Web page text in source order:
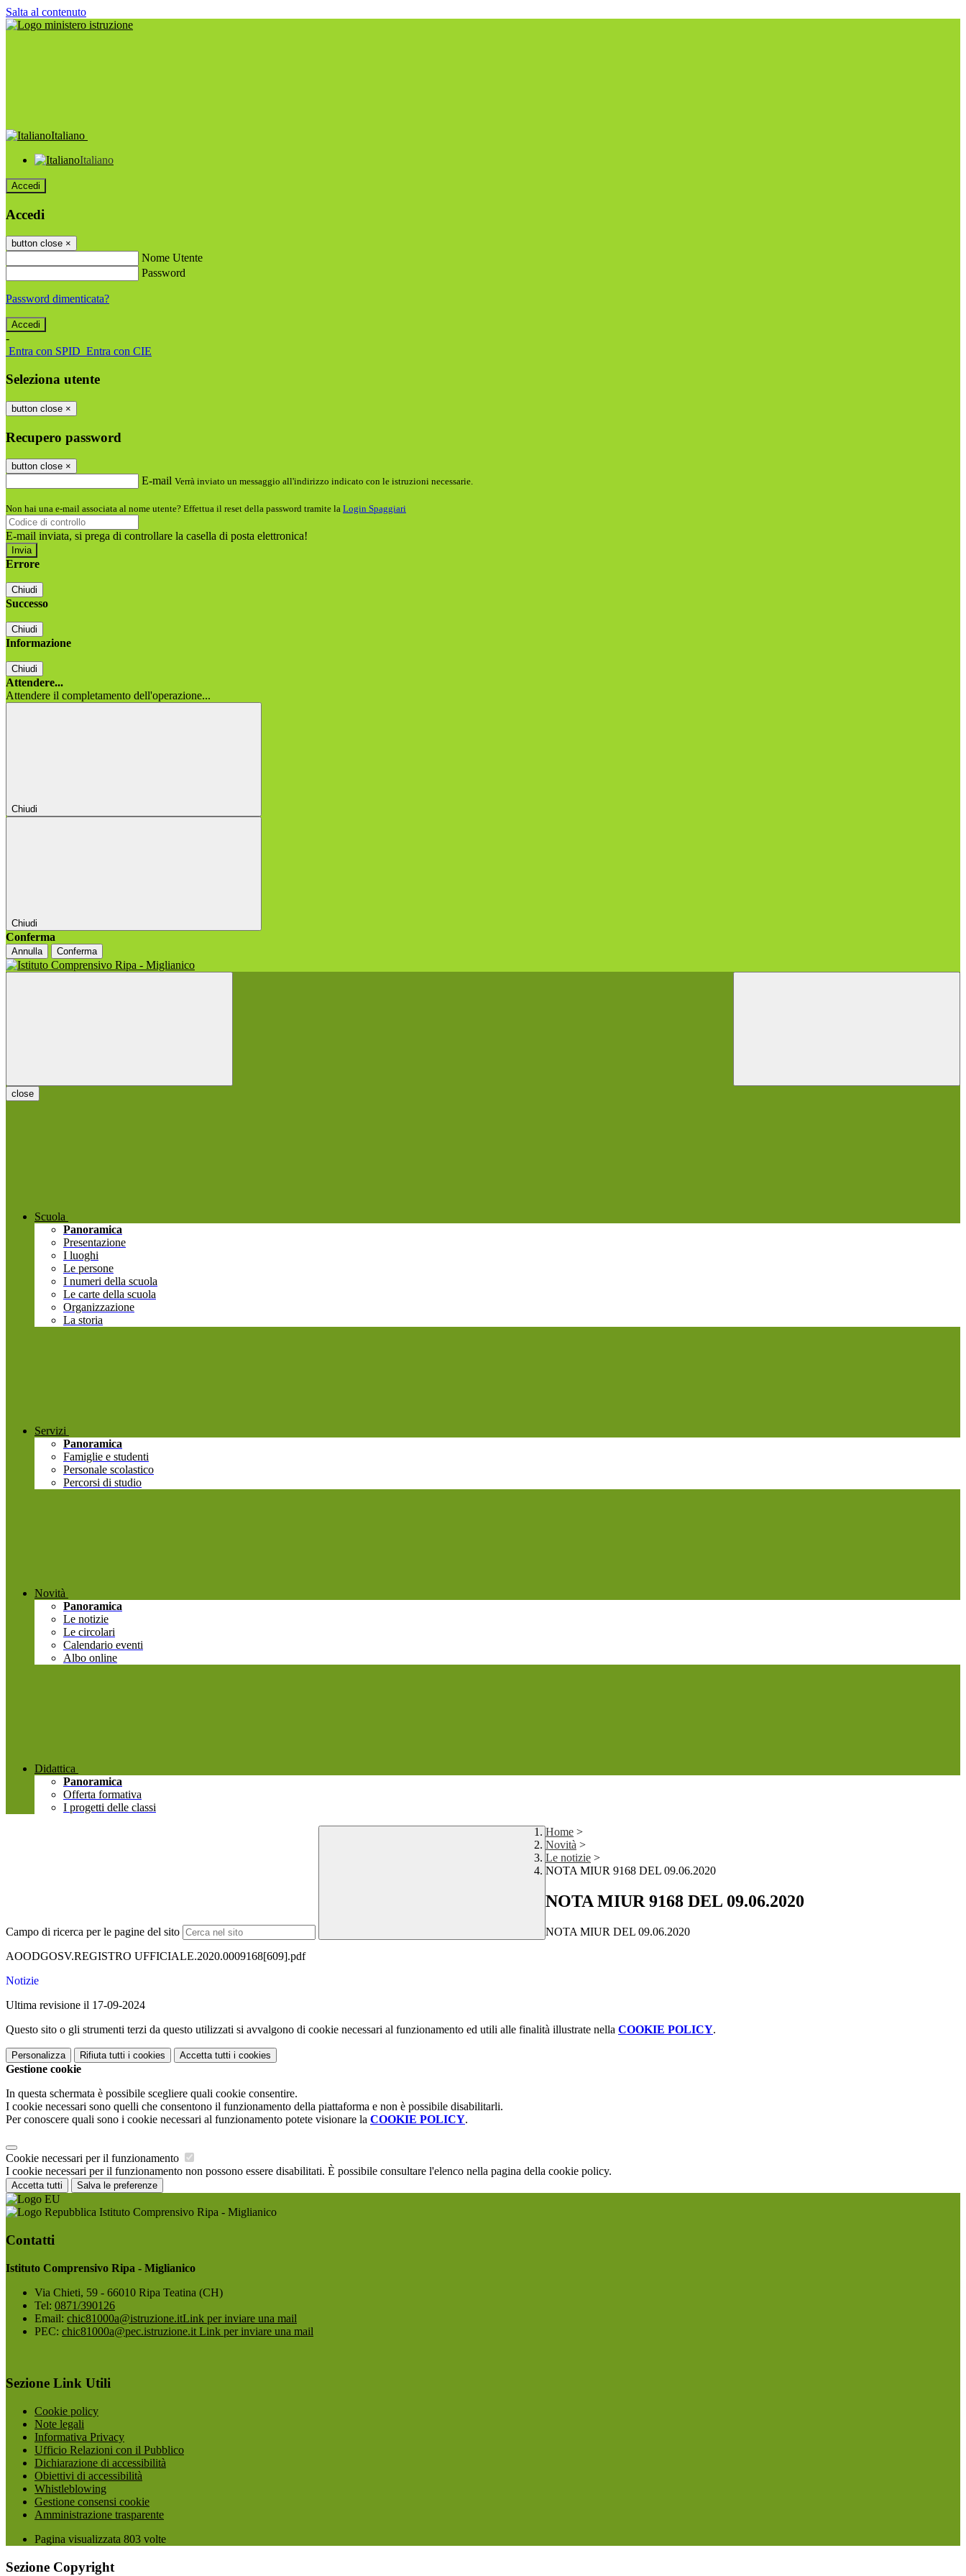
Salta al contenuto
Italiano
Italiano
Accedi
Accedi
button close ×
Nome Utente
Password
Password dimenticata?
-
Entra con SPID Entra con CIE
Seleziona utente
button close ×
Recupero password
button close ×
E-mail Verrà inviato un messaggio all'indirizzo indicato con le istruzioni necessarie.
Non hai una e-mail associata al nome utente? Effettua il reset della password tramite la Login Spaggiari
E-mail inviata, si prega di controllare la casella di posta elettronica!
Errore
Chiudi
Successo
Chiudi
Informazione
Chiudi
Attendere...
Attendere il completamento dell'operazione...
Chiudi
Chiudi
Conferma
Annulla Conferma
close
Scuola
Panoramica
Presentazione
I luoghi
Le persone
I numeri della scuola
Le carte della scuola
Organizzazione
La storia
Servizi
Panoramica
Famiglie e studenti
Personale scolastico
Percorsi di studio
Novità
Panoramica
Le notizie
Le circolari
Calendario eventi
Albo online
Didattica
Panoramica
Offerta formativa
I progetti delle classi
Campo di ricerca per le pagine del sito
Home >
Novità >
Le notizie >
NOTA MIUR 9168 DEL 09.06.2020
NOTA MIUR 9168 DEL 09.06.2020
NOTA MIUR DEL 09.06.2020
AOODGOSV.REGISTRO UFFICIALE.2020.0009168[609].pdf
Notizie
Ultima revisione il 17-09-2024
Questo sito o gli strumenti terzi da questo utilizzati si avvalgono di cookie necessari al funzionamento ed utili alle finalità illustrate nella COOKIE POLICY.
Personalizza Rifiuta tutti i cookies Accetta tutti i cookies
Gestione cookie
In questa schermata è possibile scegliere quali cookie consentire.
I cookie necessari sono quelli che consentono il funzionamento della piattaforma e non è possibile disabilitarli.
Per conoscere quali sono i cookie necessari al funzionamento potete visionare la COOKIE POLICY.
Cookie necessari per il funzionamento
I cookie necessari per il funzionamento non possono essere disabilitati. È possibile consultare l'elenco nella pagina della cookie policy.
Accetta tutti Salva le preferenze
Istituto Comprensivo Ripa - Miglianico
Contatti
Istituto Comprensivo Ripa - Miglianico
Via Chieti, 59 - 66010 Ripa Teatina (CH)
Tel: 0871/390126
Email: chic81000a@istruzione.itLink per inviare una mail
PEC: chic81000a@pec.istruzione.it Link per inviare una mail
Sezione Link Utili
Cookie policy
Note legali
Informativa Privacy
Ufficio Relazioni con il Pubblico
Dichiarazione di accessibilità
Obiettivi di accessibilità
Whistleblowing
Gestione consensi cookie
Amministrazione trasparente
Pagina visualizzata 803 volte
Sezione Copyright